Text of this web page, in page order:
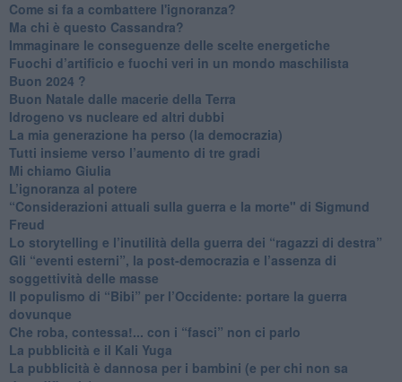
Come si fa a combattere l'ignoranza?
Ma chi è questo Cassandra?
Immaginare le conseguenze delle scelte energetiche
​Fuochi d’artificio e fuochi veri in un mondo maschilista
Buon 2024 ?
​Buon Natale dalle macerie della Terra
​Idrogeno vs nucleare ed altri dubbi
​La mia generazione ha perso (la democrazia)
​Tutti insieme verso l’aumento di tre gradi
Mi chiamo Giulia
L’ignoranza al potere
​“Considerazioni attuali sulla guerra e la morte" di Sigmund
Freud
​Lo storytelling e l’inutilità della guerra dei “ragazzi di destra”
​Gli “eventi esterni”, la post-democrazia e l’assenza di
soggettività delle masse
​Il populismo di “Bibi” per l’Occidente: portare la guerra
dovunque
​Che roba, contessa!... con i “fasci” non ci parlo
La pubblicità e il Kali Yuga
​La pubblicità è dannosa per i bambini (e per chi non sa